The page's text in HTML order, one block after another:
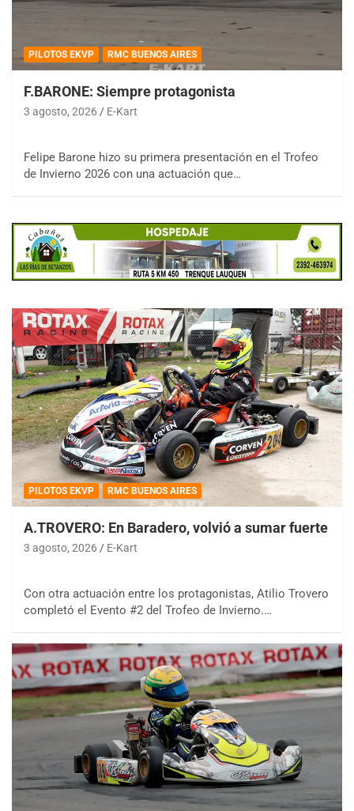
PILOTOS EKVP RMC BUENOS AIRES
F.BARONE: Siempre protagonista
3 agosto, 2026 E-Kart
Felipe Barone hizo su primera presentación en el Trofeo
de Invierno 2026 con una actuación que…
PILOTOS EKVP RMC BUENOS AIRES
A.TROVERO: En Baradero, volvió a sumar fuerte
3 agosto, 2026 E-Kart
Con otra actuación entre los protagonistas, Atilio Trovero
completó el Evento #2 del Trofeo de Invierno.…